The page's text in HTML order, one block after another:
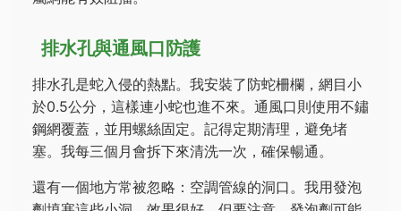
排水孔與通風口防護
排水孔是蛇入侵的熱點。我安裝了防蛇柵欄，網目小
於0.5公分，這樣連小蛇也進不來。通風口則使用不鏽
鋼網覆蓋，並用螺絲固定。記得定期清理，避免堵
塞。我每三個月會拆下來清洗一次，確保暢通。
還有一個地方常被忽略：空調管線的洞口。我用發泡